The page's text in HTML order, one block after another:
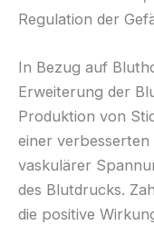
Regulation der
In Bezug auf
Erweiterung der
Produktion von
einer
vaskulärer
des Blutdrucks.
die positive